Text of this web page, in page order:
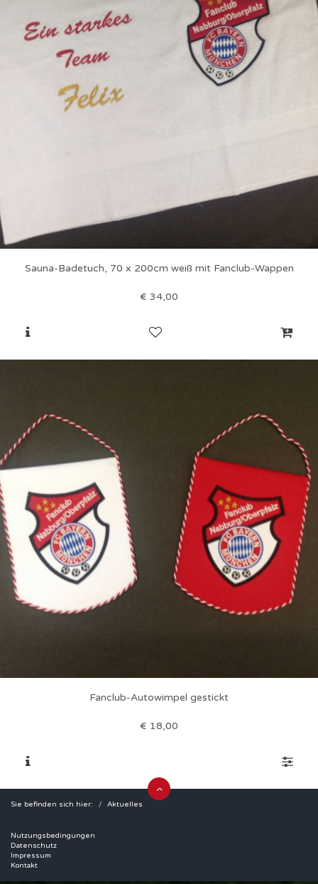
Sauna-Badetuch, 70 x 200cm weiß mit Fanclub-Wappen
€ 34,00
Fanclub-Autowimpel gestickt
€ 18,00
Sie befinden sich hier: Aktuelles
Nutzungsbedingungen
Datenschutz
Impressum
Kontakt